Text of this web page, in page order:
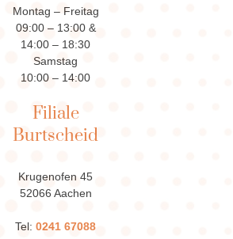
Montag – Freitag
09:00 – 13:00 &
14:00 – 18:30
Samstag
10:00 – 14:00
Filiale
Burtscheid
Krugenofen 45
52066 Aachen
Tel: 0241 67088